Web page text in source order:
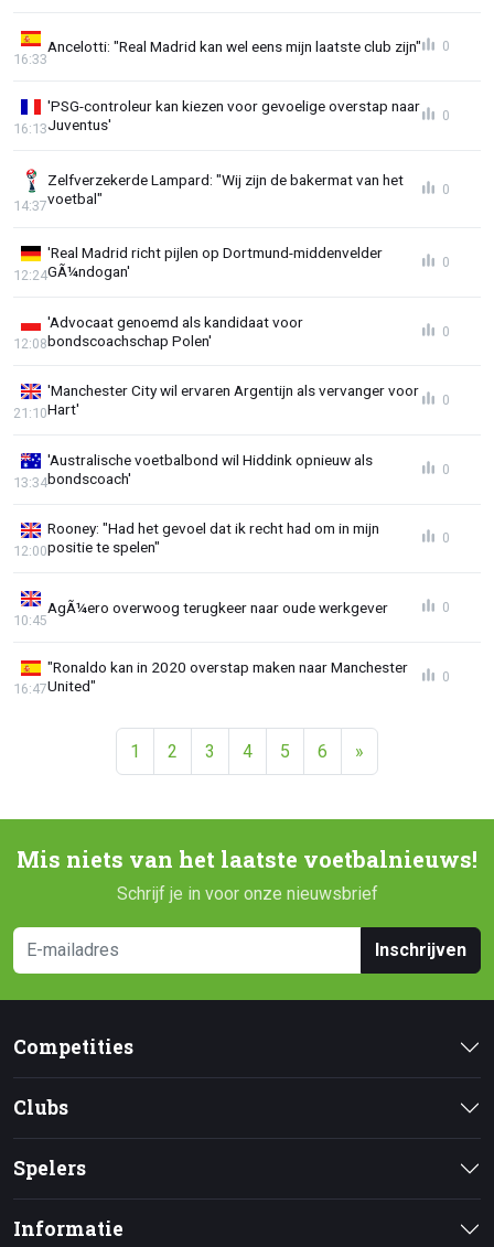
Ancelotti: "Real Madrid kan wel eens mijn laatste club zijn"
16:33
0
'PSG-controleur kan kiezen voor gevoelige overstap naar
Juventus'
16:13
0
Zelfverzekerde Lampard: "Wij zijn de bakermat van het
voetbal"
14:37
0
'Real Madrid richt pijlen op Dortmund-middenvelder
GÃ¼ndogan'
12:24
0
'Advocaat genoemd als kandidaat voor
bondscoachschap Polen'
12:08
0
'Manchester City wil ervaren Argentijn als vervanger voor
Hart'
21:10
0
'Australische voetbalbond wil Hiddink opnieuw als
bondscoach'
13:34
0
Rooney: "Had het gevoel dat ik recht had om in mijn
positie te spelen"
12:00
0
AgÃ¼ero overwoog terugkeer naar oude werkgever
10:45
0
"Ronaldo kan in 2020 overstap maken naar Manchester
United"
16:47
0
1 2 3 4 5 6 »
Mis niets van het laatste voetbalnieuws!
Schrijf je in voor onze nieuwsbrief
Inschrijven
Competities
Clubs
Spelers
Informatie